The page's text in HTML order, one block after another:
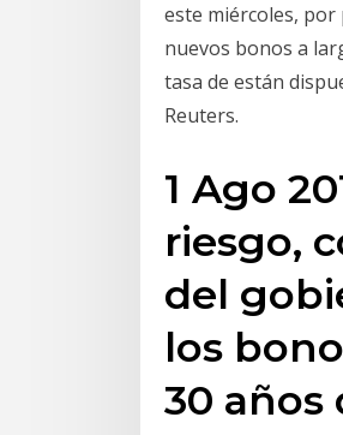
este miércoles, por
nuevos bonos a
tasa de están
Reuters.
1 Ago
riesgo,
del
los
30 años